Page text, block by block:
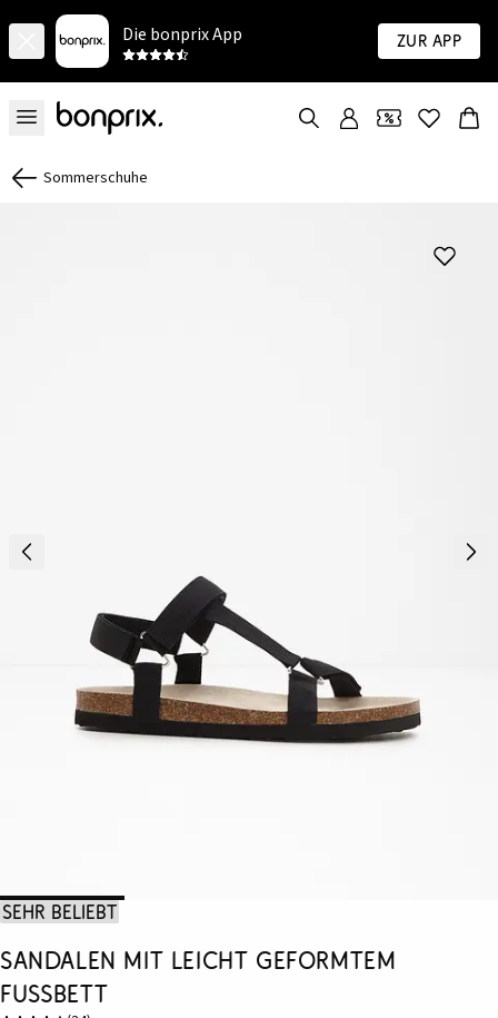
Die bonprix App Zur App
Sommerschuhe
Sehr beliebt
Sandalen mit leicht geformtem
Fußbett